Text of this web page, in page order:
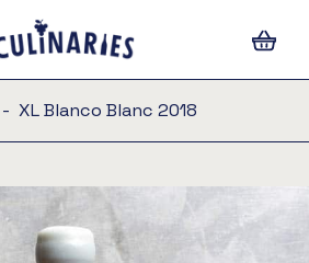
- XL Blanco Blanc 2018